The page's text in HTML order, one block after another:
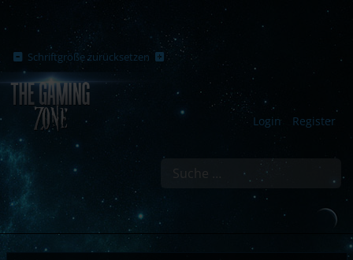
Schriftgröße zurücksetzen
Login Register
Suchen